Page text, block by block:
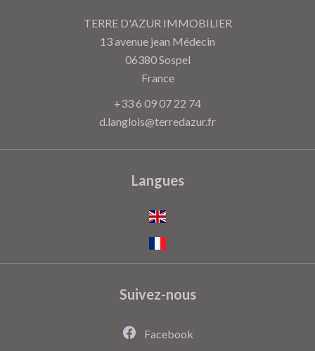
TERRE D'AZUR IMMOBILIER
13 avenue jean Médecin
06380Sospel
France
+33 6 09 07 22 74
d.langlois@terredazur.fr
Langues
Suivez-nous
Facebook